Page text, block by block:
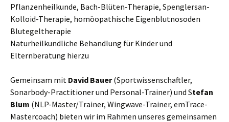
Pflanzenheilkunde, Bach-Blüten-Therapie, Spenglersan-
Kolloid-Therapie, homöopathische Eigenblutnosoden
Blutegeltherapie
Naturheilkundliche Behandlung für Kinder und
Elternberatung hierzu
Gemeinsam mit David Bauer(Sportwissenschaftler,
Sonarbody-Practitioner und Personal-Trainer) und Stefan
Blum (NLP-Master/Trainer, Wingwave-Trainer, emTrace-
Mastercoach) bieten wir im Rahmen unseres gemeinsamen